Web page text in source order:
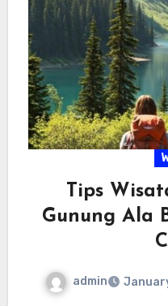
Tips
Gunung Ala
admin